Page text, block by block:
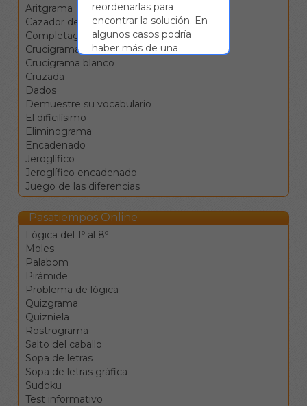
Aritgrama
Cazador de estrellas
Completagrama
Crucigrama
Crucigrama blanco
Cruzada
Dados
Demuestre su vocabulario
El dificilísimo
Eliminograma
Encadenado
Jeroglífico
Jeroglífico encadenado
Juego de las diferencias
Pasatiempos Online
Lógica del 1º al 8º
Moles
Palabom
Pirámide
Problema de lógica
Quizgrama
Quizniela
Rostrograma
Salto del caballo
Sopa de letras
Sopa de letras gráfica
Sudoku
Test informativo
reordenarlas para
encontrar la solución. En
algunos casos podría
haber más de una
respuesta correcta.
campo de introducción
de puntuación (puntos,
comas,...) ni las tildes, y se
puede contestar en
mayúsculas o minúsculas.
Además, cuenta con el
siguiente botón: